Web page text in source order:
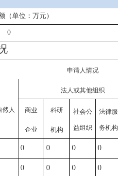
（单位：万元）
0
申请人情况
然人
法人或其他组织
商业
企业
科研
机构
社会公
益组织
法律服
务机构
0 0 0 0
0 0 0 0